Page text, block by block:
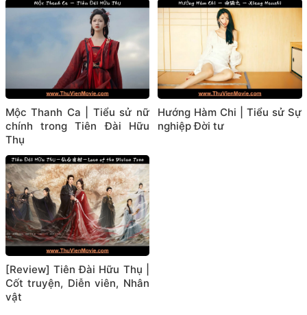
Mộc Thanh Ca | Tiểu sử nữ
chính trong Tiên Đài Hữu
Thụ
Hướng Hàm Chi | Tiểu sử Sự
nghiệp Đời tư
[Review] Tiên Đài Hữu Thụ |
Cốt truyện, Diễn viên, Nhân
vật